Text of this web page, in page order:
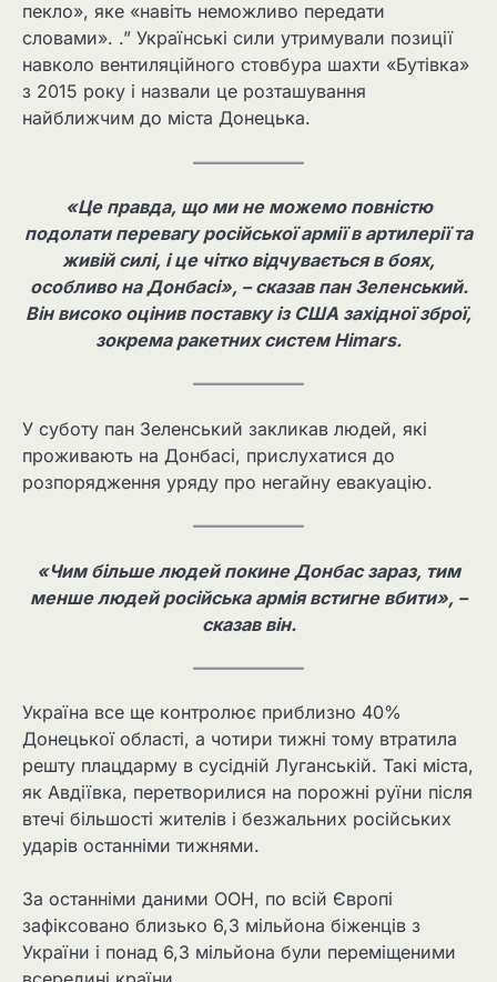
пекло», яке «навіть неможливо передати
словами». .” Українські сили утримували позиції
навколо вентиляційного стовбура шахти «Бутівка»
з 2015 року і назвали це розташування
найближчим до міста Донецька.
«Це правда, що ми не можемо повністю
подолати перевагу російської армії в артилерії та
живій силі, і це чітко відчувається в боях,
особливо на Донбасі», – сказав пан Зеленський.
Він високо оцінив поставку із США західної зброї,
зокрема ракетних систем Himars.
У суботу пан Зеленський закликав людей, які
проживають на Донбасі, прислухатися до
розпорядження уряду про негайну евакуацію.
«Чим більше людей покине Донбас зараз, тим
менше людей російська армія встигне вбити», –
сказав він.
Україна все ще контролює приблизно 40%
Донецької області, а чотири тижні тому втратила
решту плацдарму в сусідній Луганській. Такі міста,
як Авдіївка, перетворилися на порожні руїни після
втечі більшості жителів і безжальних російських
ударів останніми тижнями.
За останніми даними ООН, по всій Європі
зафіксовано близько 6,3 мільйона біженців з
України і понад 6,3 мільйона були переміщеними